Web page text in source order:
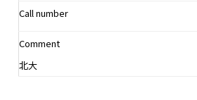
Call number
Comment
北大